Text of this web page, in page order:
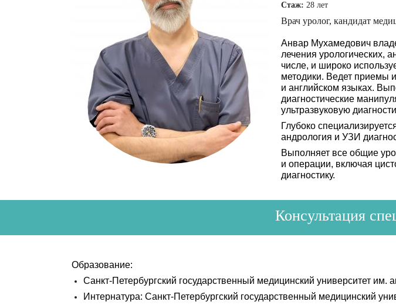
Стаж: 28 лет
Врач уролог, кандидат
Анвар Мухамедович
лечения урологических,
числе, и широко
методики. Ведет приемы
и английском языках.
диагностические
ультразвуковую
Глубоко
андрология и УЗИ
Выполняет все общие
и операции, включая
диагностику.
Консультация
Образование:
Санкт-Петербургский государственный медицинский университет
Интернатура: Санкт-Петербургский государственный медицинский